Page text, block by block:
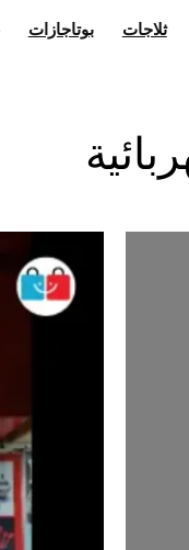
ثلاجات بوتاجازات
Next